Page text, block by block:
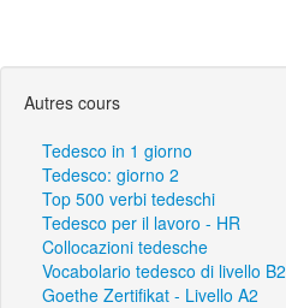
Autres cours
Tedesco in 1 giorno
Tedesco: giorno 2
Top 500 verbi tedeschi
Tedesco per il lavoro - HR
Collocazioni tedesche
Vocabolario tedesco di livello B2
Goethe Zertifikat - Livello A2